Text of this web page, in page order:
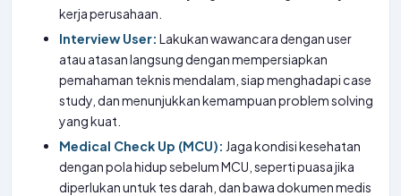
kerja perusahaan.
Interview User: Lakukan wawancara dengan user
atau atasan langsung dengan mempersiapkan
pemahaman teknis mendalam, siap menghadapi case
study, dan menunjukkan kemampuan problem solving
yang kuat.
Medical Check Up (MCU): Jaga kondisi kesehatan
dengan pola hidup sebelum MCU, seperti puasa jika
diperlukan untuk tes darah, dan bawa dokumen medis